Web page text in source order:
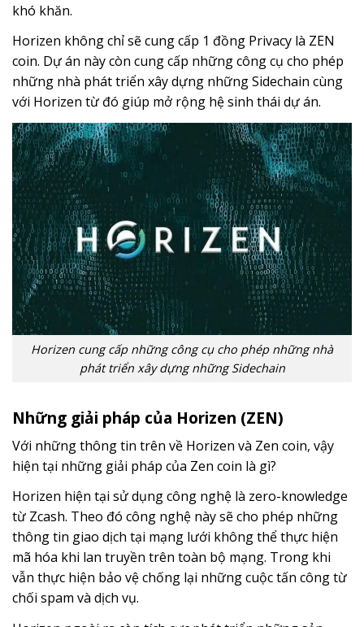
khó khăn.
Horizen không chỉ sẽ cung cấp 1 đồng Privacy là ZEN
coin. Dự án này còn cung cấp những công cụ cho phép
những nhà phát triển xây dựng những Sidechain cùng
với Horizen từ đó giúp mở rộng hệ sinh thái dự án.
Horizen cung cấp những công cụ cho phép những nhà
phát triển xây dựng những Sidechain
Những giải pháp của Horizen (ZEN)
Với những thông tin trên về Horizen và Zen coin, vậy
hiện tại những giải pháp của Zen coin là gì?
Horizen hiện tại sử dụng công nghệ là zero-knowledge
từ Zcash. Theo đó công nghệ này sẽ cho phép những
thông tin giao dịch tại mạng lưới không thể thực hiện
mã hóa khi lan truyền trên toàn bộ mạng. Trong khi
vẫn thực hiện bảo vệ chống lại những cuộc tấn công từ
chối spam và dịch vụ.